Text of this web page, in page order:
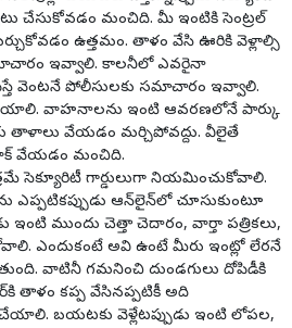
చేసుకోవడం మంచిది. మీ ఇంటికి సెంట్రల్
ఉత్తమం. తాళం వేసి ఊరికి వెళ్లాల్సి
ఇవ్వాలి. కాలనీలో ఎవరైనా
వెంటనే పోలీసులకు సమాచారం ఇవ్వాలి.
వాహనాలను ఇంటి ఆవరణలోనే పార్కు
తాళాలు వేయడం మర్చిపోవద్దు. వీలైతే
వేయడం మంచిది.
సెక్యూరిటీ గార్డులుగా నియమించుకోవాలి.
ఎప్పటికప్పుడు ఆన్‌లైన్‌లో చూసుకుంటూ
ఇంటి ముందు చెత్తా చెదారం, వార్తా పత్రికలు,
ఎందుకంటే అవి ఉంటే మీరు ఇంట్లో లేరనే
వాటినీ గమనించి దుండగులు దోపిడీకి
తాళం కప్ప వేసినప్పటికీ అది
చేయాలి. బయటకు వెళ్లేటప్పుడు ఇంటి లోపల,